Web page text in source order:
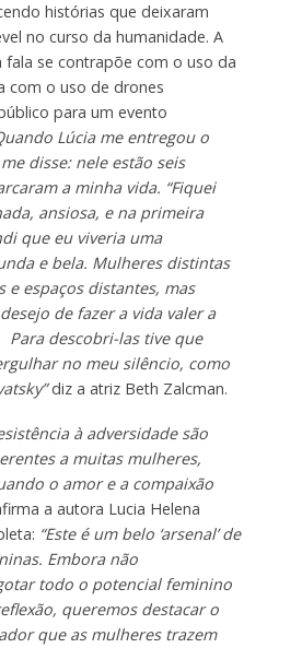
histórias que deixaram
no curso da humanidade. A
fala se contrapõe com o uso da
com o uso de drones
para um evento
Lúcia me entregou o
disse: nele estão seis
a minha vida. “Fiquei
ansiosa, e na primeira
que eu viveria uma
e bela. Mulheres distintas
e espaços distantes, mas
de fazer a vida valer a
Para descobri-las tive que
no meu silêncio, como
diz a atriz Beth Zalcman.
à adversidade são
a muitas mulheres,
o amor e a compaixão
a autora Lucia Helena
“Este é um belo ‘arsenal’ de
Embora não
todo o potencial feminino
queremos destacar o
que as mulheres trazem